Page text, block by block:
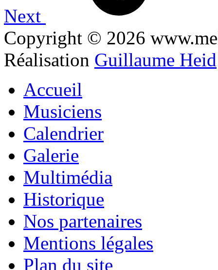
Next
Copyright © 2026
Réalisation Guillaume Heid
Accueil
Musiciens
Calendrier
Galerie
Multimédia
Historique
Nos partenaires
Mentions légales
Plan du site